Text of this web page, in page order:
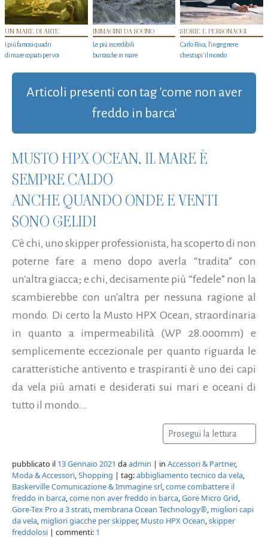
UN MARE DI ARTE
I più famosi quadri
di mare copiati per voi
IMMAGINI DA SOGNO
Le più incredibili
burrasche in mare
STORIE E PERSONAGGI
Carlo Riva, l’ingegnere
che stupi' il mondo
Articoli presenti con tag 'come non aver
freddo in barca'
MUSTO HPX OCEAN, IL MARE È
SEMPRE CALDO
ANCHE QUANDO ONDE E VENTI
SONO GELIDI
C'è chi, uno skipper professionista, ha scoperto di non
poterne fare a meno dopo averla “tradita” con
un'altra giacca; e chi, decisamente più “fedele” non la
scambierebbe con un'altra per nessuna ragione al
mondo. Di certo la Musto HPX Ocean, straordinaria
in quanto a impermeabilità (WP 28.000mm) e
semplicemente eccezionale per quanto riguarda le
caratteristiche antivento e traspiranti è uno dei capi
da vela più amati e desiderati sui mari e oceani di
tutto il mondo...
Prosegui la lettura
pubblicato il 13 Gennaio 2021 daadmin | in Accessori & Partner,
Moda & Accessori,Shopping | tag:abbigliamento tecnico da vela,
Baskerville Comunicazione & Immagine srl,come combattere il
freddo in barca,come non aver freddo in barca,Gore Micro Grid,
Gore-Tex Pro a 3 strati, membrana Ocean Technology®, migliori capi
da vela, migliori giacche per skipper, Musto HPX Ocean,skipper
freddolosi | commenti: 1